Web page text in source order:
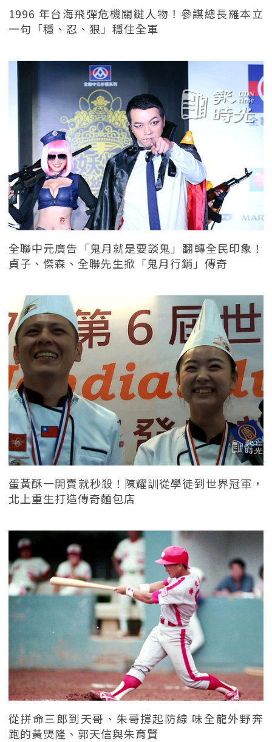
1996 年台海飛彈危機關鍵人物！參謀總長羅本立
一句「穩、忍、狠」穩住全軍
全聯中元廣告「鬼月就是要談鬼」翻轉全民印象！
貞子、傑森、全聯先生掀「鬼月行銷」傳奇
蛋黃酥一開賣就秒殺！陳耀訓從學徒到世界冠軍，
北上重生打造傳奇麵包店
從拼命三郎到天哥、朱哥撐起防線 味全龍外野奔
跑的黃煚隆、郭天信與朱育賢